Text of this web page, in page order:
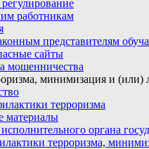
работникам
представителям
сайты
мошенничества
минимизация и (или)
терроризма
материалы
исполнительного органа
терроризма,